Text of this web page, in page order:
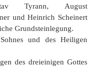
Tyrann, August
und Heinrich Scheinert
Grundsteinlegung.
und des Heiligen
des dreieinigen Gottes